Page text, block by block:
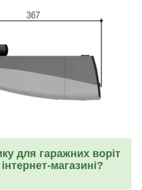
для гаражних воріт
магазині?